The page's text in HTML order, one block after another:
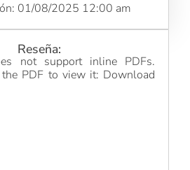
01/08/2025 12:00 am
Reseña:
not support inline PDFs.
PDF to view it: Download